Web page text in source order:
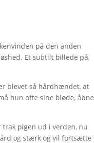
på den anden
Et subtilt billede på,
blevet så hårdhændet, at
hun ofte sine bløde, åbne
trak pigen ud i verden, nu
og stærk og vil fortsætte